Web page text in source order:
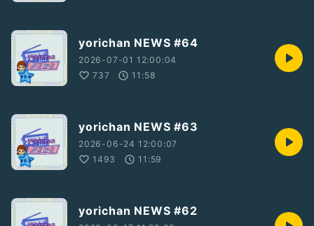
yorichan NEWS #64
2026-07-01 12:00:04
737
11:58
yorichan NEWS #63
2026-06-24 12:00:07
1493
11:59
yorichan NEWS #62